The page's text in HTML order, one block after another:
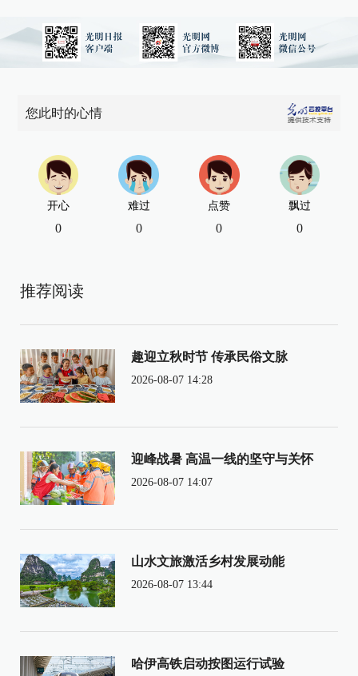
您此时的心情
开心
0
难过
0
点赞
0
飘过
0
推荐阅读
趣迎立秋时节 传承民俗文脉
2026-08-07 14:28
迎峰战暑 高温一线的坚守与关怀
2026-08-07 14:07
山水文旅激活乡村发展动能
2026-08-07 13:44
哈伊高铁启动按图运行试验